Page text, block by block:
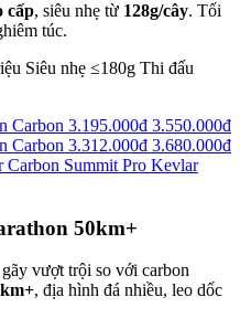
cấp, siêu nhẹ từ 128g/cây. Tối
túc.
Siêu nhẹ ≤180g Thi đấu
Carbon 3.195.000đ 3.550.000đ
Carbon 3.312.000đ 3.680.000đ
Summit Pro Kevlar
50km+
vượt trội so với carbon
, địa hình đá nhiều, leo dốc